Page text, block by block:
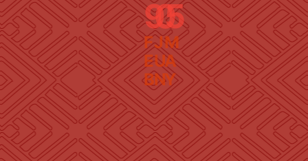
9
F
E
B
0
J
U
N
5
M
A
Y